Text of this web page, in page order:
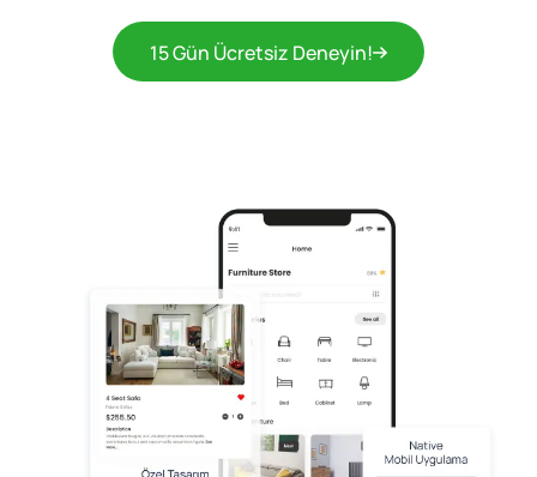
15 Gün Ücretsiz Deneyin!